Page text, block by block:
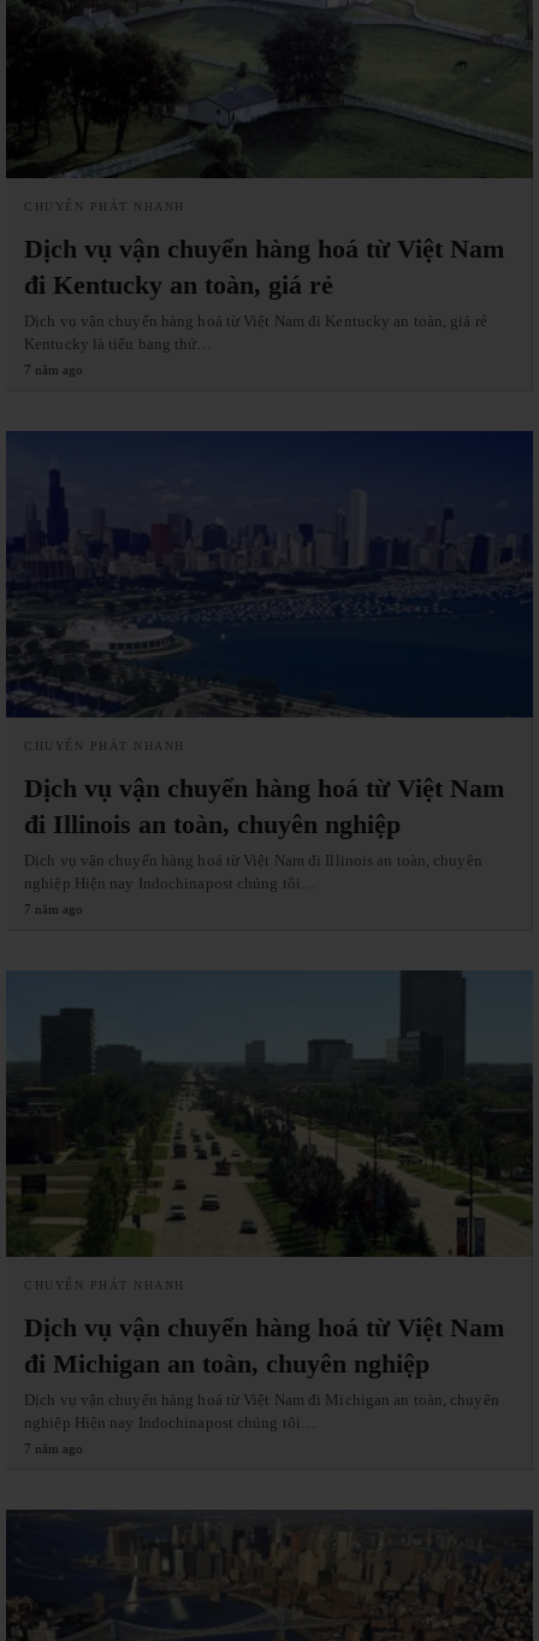
CHUYỂN PHÁT NHANH
Dịch vụ vận chuyển hàng hoá từ Việt Nam
đi Kentucky an toàn, giá rẻ
Dịch vụ vận chuyển hàng hoá từ Việt Nam đi Kentucky an toàn, giá rẻ
Kentucky là tiểu bang thứ…
7 năm ago
CHUYỂN PHÁT NHANH
Dịch vụ vận chuyển hàng hoá từ Việt Nam
đi Illinois an toàn, chuyên nghiệp
Dịch vụ vận chuyển hàng hoá từ Việt Nam đi Illinois an toàn, chuyên
nghiệp Hiện nay Indochinapost chúng tôi…
7 năm ago
CHUYỂN PHÁT NHANH
Dịch vụ vận chuyển hàng hoá từ Việt Nam
đi Michigan an toàn, chuyên nghiệp
Dịch vụ vận chuyển hàng hoá từ Việt Nam đi Michigan an toàn, chuyên
nghiệp Hiện nay Indochinapost chúng tôi…
7 năm ago